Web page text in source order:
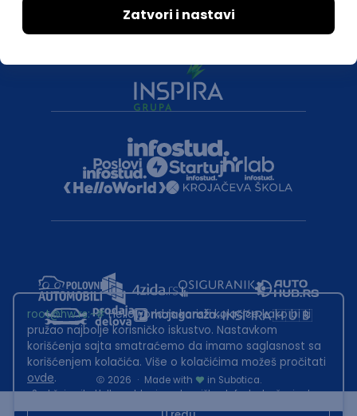
2026 · Made with
in Subotica.
Sadržaj sajta Helloworld.rs je u vlasništvu Infostud rešenja d.o.o.
root@hw.rs:~#Helloworld.rs koristi kolačiće kako bi ti
pružao najbolje korisničko iskustvo. Nastavkom
korišćenja sajta smatraćemo da imamo saglasnost sa
korišćenjem kolačića. Više o kolačićima možeš pročitati
ovde.